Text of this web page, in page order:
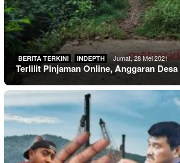
BERITA TERKINI , INDEPTH Jumat, 28 Mei 2021
Terlilit Pinjaman Online, Anggaran